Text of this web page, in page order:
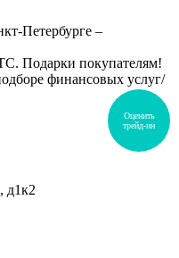
Петербурге –
Подарки покупателям!
финансовых услуг/
д1к2
Оценить
трейд-ин